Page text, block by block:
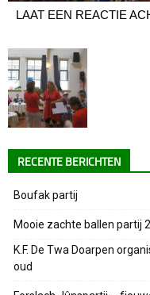
LAAT EEN REACTIE
RECENTE BERICHTEN
Boufak partij
Mooie zachte ballen partij
K.F. De Twa Doarpen
oud